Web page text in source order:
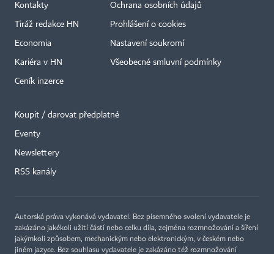
Kontakty
Tiráž redakce HN
Economia
Kariéra v HN
Ceník inzerce
Ochrana osobních údajů
Prohlášení o cookies
Nastavení soukromí
Všeobecné smluvní podmínky
Koupit / darovat předplatné
Eventy
Newslettery
RSS kanály
Autorská práva vykonává vydavatel. Bez písemného svolení vydavatele je
zakázáno jakékoli užití částí nebo celku díla, zejména rozmnožování a šíření
jakýmkoli způsobem, mechanickým nebo elektronickým, v českém nebo
jiném jazyce. Bez souhlasu vydavatele je zakázáno též rozmnožování